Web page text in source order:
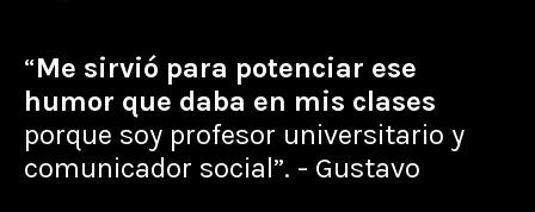
“Me sirvió para potenciar ese
humor que daba en mis clases
porque soy profesor universitario y
comunicador social”. - Gustavo